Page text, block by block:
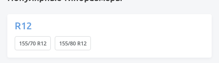
R12
155/70 R12 155/80 R12